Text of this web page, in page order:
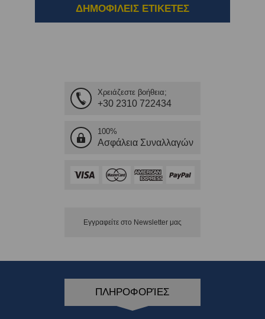
ΔΗΜΟΦΙΛΕΙΣ ΕΤΙΚΕΤΕΣ
Χρειάζεστε βοήθεια;
+30 2310 722434
100%
Ασφάλεια Συναλλαγών
Εγγραφείτε στο Νewsletter μας
ΠΛΗΡΟΦΟΡΊΕΣ